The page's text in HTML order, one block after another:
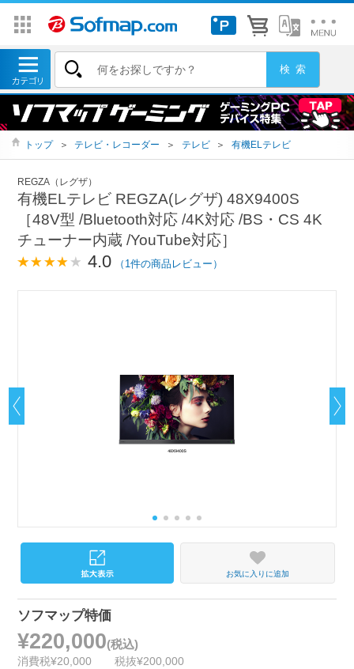
トップ ＞ テレビ・レコーダー ＞ テレビ ＞ 有機ELテレビ
REGZA（レグザ）
有機ELテレビ REGZA(レグザ) 48X9400S
［48V型 /Bluetooth対応 /4K対応 /BS・CS 4K
チューナー内蔵 /YouTube対応］
4.0 （1件の商品レビュー）
お気に入りに追加
ソフマップ特価
¥220,000(税込)
消費税¥20,000 税抜¥200,000